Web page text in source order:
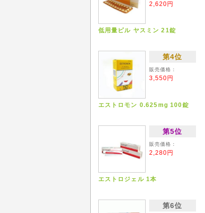
2,620円
低用量ピル ヤスミン 21錠
第4位
販売価格：
3,550円
エストロモン 0.625mg 100錠
第5位
販売価格：
2,280円
エストロジェル 1本
第6位